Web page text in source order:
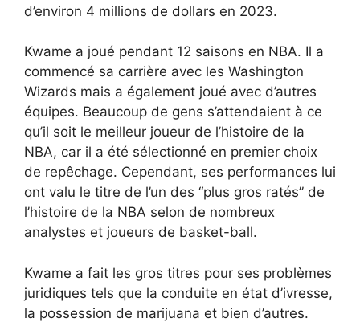
d’environ 4 millions de dollars en 2023.
Kwame a joué pendant 12 saisons en NBA. Il a
commencé sa carrière avec les Washington
Wizards mais a également joué avec d’autres
équipes. Beaucoup de gens s’attendaient à ce
qu’il soit le meilleur joueur de l’histoire de la
NBA, car il a été sélectionné en premier choix
de repêchage. Cependant, ses performances lui
ont valu le titre de l’un des “plus gros ratés” de
l’histoire de la NBA selon de nombreux
analystes et joueurs de basket-ball.
Kwame a fait les gros titres pour ses problèmes
juridiques tels que la conduite en état d’ivresse,
la possession de marijuana et bien d’autres.